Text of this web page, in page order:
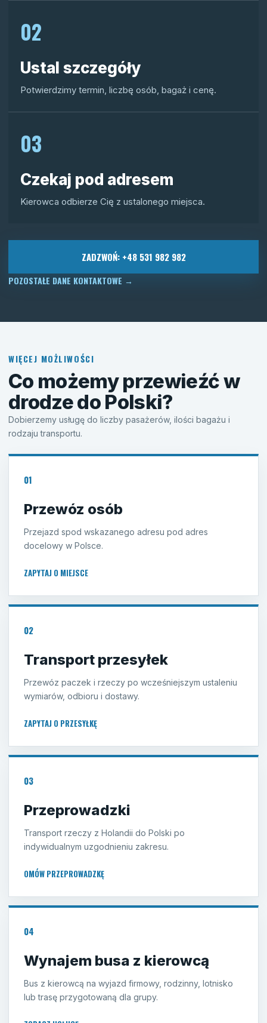
02
Ustal szczegóły
Potwierdzimy termin, liczbę osób, bagaż i cenę.
03
Czekaj pod adresem
Kierowca odbierze Cię z ustalonego miejsca.
ZADZWOŃ: +48 531 982 982
POZOSTAŁE DANE KONTAKTOWE →
WIĘCEJ MOŻLIWOŚCI
Co możemy przewieźć w
drodze do Polski?
Dobierzemy usługę do liczby pasażerów, ilości bagażu i
rodzaju transportu.
01
Przewóz osób
Przejazd spod wskazanego adresu pod adres
docelowy w Polsce.
ZAPYTAJ O MIEJSCE
02
Transport przesyłek
Przewóz paczek i rzeczy po wcześniejszym ustaleniu
wymiarów, odbioru i dostawy.
ZAPYTAJ O PRZESYŁKĘ
03
Przeprowadzki
Transport rzeczy z Holandii do Polski po
indywidualnym uzgodnieniu zakresu.
OMÓW PRZEPROWADZKĘ
04
Wynajem busa z kierowcą
Bus z kierowcą na wyjazd firmowy, rodzinny, lotnisko
lub trasę przygotowaną dla grupy.